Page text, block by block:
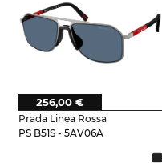
Prada Linea Rossa
PS B51S - 5AV06A
256,00 €